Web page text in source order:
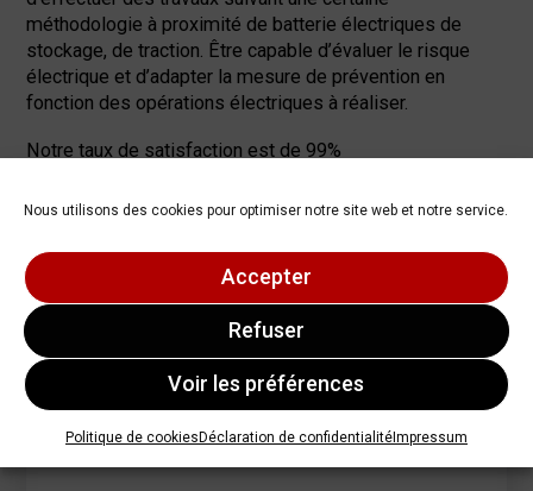
Nous utilisons des cookies pour optimiser notre site web et notre service.
Accepter
Refuser
Voir les préférences
Politique de cookiesDéclaration de confidentialitéImpressum
méthodologie à proximité de batterie électriques de
stockage, de traction. Être capable d’évaluer le risque
électrique et d’adapter la mesure de prévention en
fonction des opérations électriques à réaliser.
Notre taux de satisfaction est de 99%
Méthodes et modalités d'observation
demande
Tarif sur devis A la demande